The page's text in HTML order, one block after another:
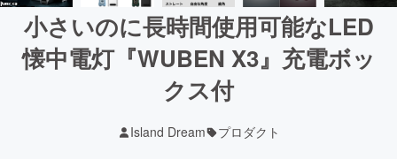
小さいのに長時間使用可能なLED
懐中電灯『WUBEN X3』充電ボッ
クス付
Island Dream プロダクト